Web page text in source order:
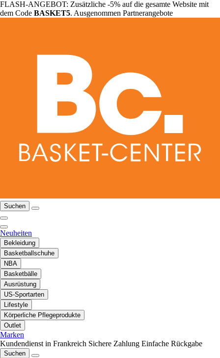
FLASH-ANGEBOT: Zusätzliche -5% auf die gesamte Website mit
dem Code BASKET5. Ausgenommen Partnerangebote
Suchen
Neuheiten
Bekleidung
Basketballschuhe
NBA
Basketbälle
Ausrüstung
US-Sportarten
Lifestyle
Körperliche Pflegeprodukte
Outlet
Marken
Kundendienst in Frankreich Sichere Zahlung Einfache Rückgabe
Suchen